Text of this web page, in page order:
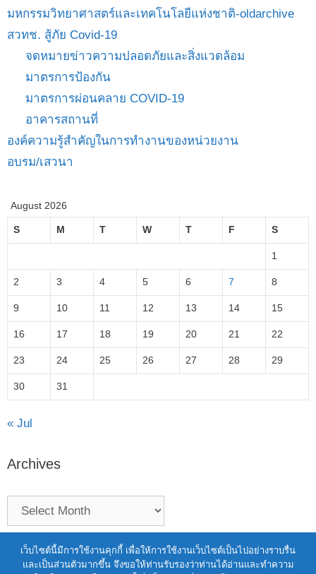
มหกรรมวิทยาศาสตร์และเทคโนโลยีแห่งชาติ-oldarchive
สวทช. สู้ภัย Covid-19
จดหมายข่าวความปลอดภัยและสิ่งแวดล้อม
มาตรการป้องกัน
มาตรการผ่อนคลาย COVID-19
อาคารสถานที่
องค์ความรู้สำคัญในการทำงานของหน่วยงาน
อบรม/เสวนา
August 2026
S M T W T F S
1
2 3 4 5 6 7 8
9 10 11 12 13 14 15
16 17 18 19 20 21 22
23 24 25 26 27 28 29
30 31
« Jul
Archives
Terms of Service|Personal Data Protection Policy
2021 สำนักงานพัฒนาวิทยาศาสตร์และ
เว็บไซต์นี้มีการใช้งานคุกกี้ เพื่อให้การใช้งานเว็บไซต์เป็นไปอย่างราบรื่น
และเป็นส่วนตัวมากขึ้น จึงขอให้ท่านรับรองว่าท่านได้อ่านและทำความ